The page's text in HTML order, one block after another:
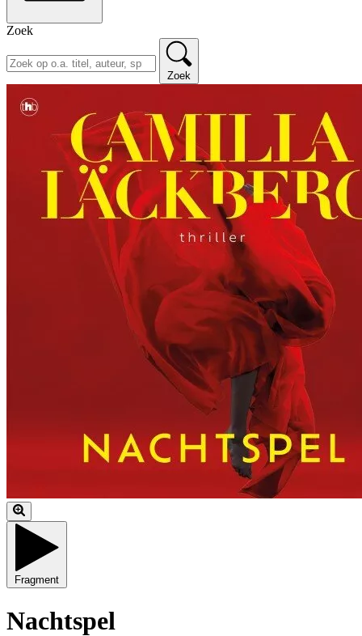
Zoek
Zoek
Fragment
Nachtspel